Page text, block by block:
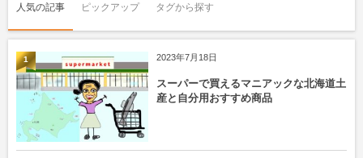
人気の記事 ピックアップ タグから探す
2023年7月18日
スーパーで買えるマニアックな北海道土
産と自分用おすすめ商品
1